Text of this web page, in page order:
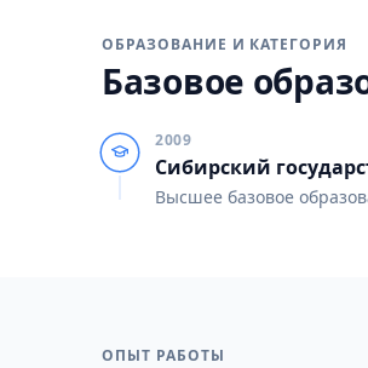
ОБРАЗОВАНИЕ И КАТЕГОРИЯ
Базовое
2009
Сибирский
Высшее базовое
ОПЫТ РАБОТЫ